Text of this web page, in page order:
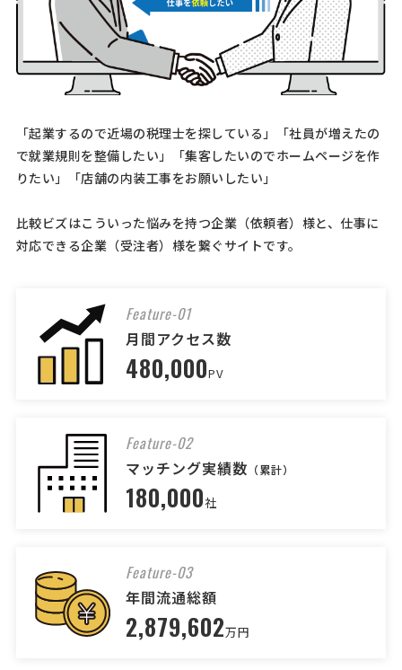
「起業するので近場の税理士を探している」「社員が増えたの
で就業規則を整備したい」「集客したいのでホームページを作
りたい」「店舗の内装工事をお願いしたい」
比較ビズはこういった悩みを持つ企業（依頼者）様と、仕事に
対応できる企業（受注者）様を繋ぐサイトです。
Feature-01
月間アクセス数
480,000PV
Feature-02
マッチング実績数 （累計）
180,000社
Feature-03
年間流通総額
2,879,602万円
経営コンサルタント > 補助金コンサルタント
総額予算 相談して決めたい 依頼地域 熊本県
[御社の業種] 建設業 [会社規模] 1名〜5名 [年商] 5億以下 [事業計画書
認項目：省力化投資の具体的な内容は …
【申請可能な補助金や助成金の相談】補助金
経営コンサルタント > 補助金コンサルタント
相談して決めたい
計画書の有無] 有り [申請予定の金額] 100万以下 [相談内容] 創業1年に
なります。 編集プロダクションの会社で、妊活や不妊治療に関する情
報を専門に扱っています。 申請可能な補 …
総額予算
[御社の業種] サービス業 [会社規模] 101名〜500名 [年商] 5億以下 [事
業計画書の有無] 無し [申請予定の金額] [相談内容] 助成金申請
相談・問合せ
経営コンサルタント > 経営コンサルタント
総額予算 相談して決めたい 依頼地域